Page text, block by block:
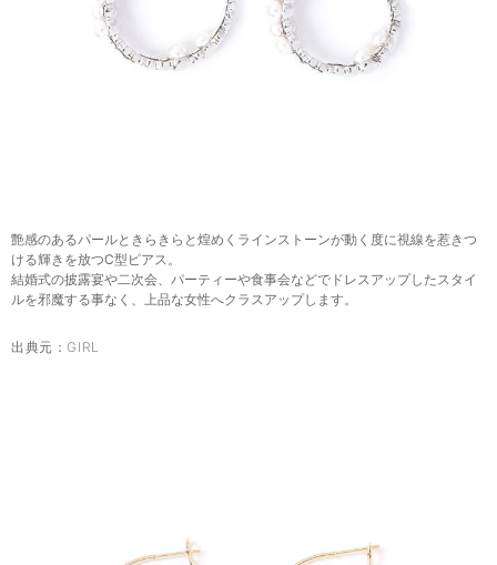
艶感のあるパールときらきらと煌めくラインストーンが動く度に視線を惹きつ
ける輝きを放つC型ピアス。
結婚式の披露宴や二次会、パーティーや食事会などでドレスアップしたスタイ
ルを邪魔する事なく、上品な女性へクラスアップします。
出典元： GIRL